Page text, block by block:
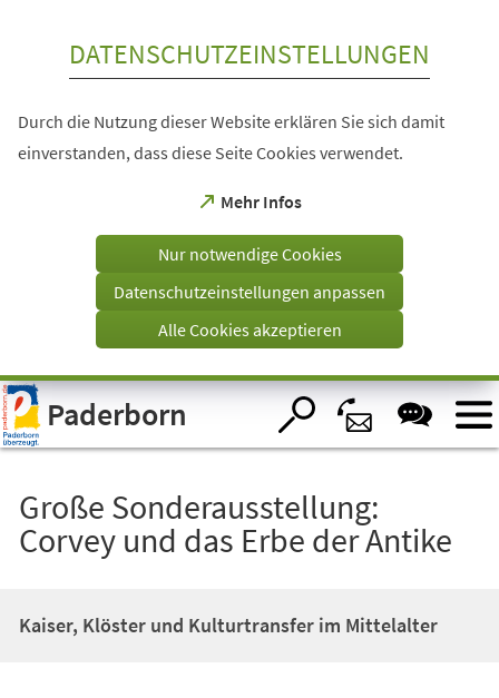
Visuelle
Assistenzsoftware
öffnen.
DATENSCHUTZEINSTELLUNGEN
Durch die Nutzung dieser Website erklären Sie sich damit
einverstanden, dass diese Seite Cookies verwendet.
Mehr Infos
(Öffnet
einem
Tab)
Nur notwendige Cookies
Datenschutzeinstellungen anpassen
Alle Cookies akzeptieren
Paderborn
Große Sonderausstellung:
Corvey und das Erbe der Antike
Kaiser, Klöster und Kulturtransfer im Mittelalter